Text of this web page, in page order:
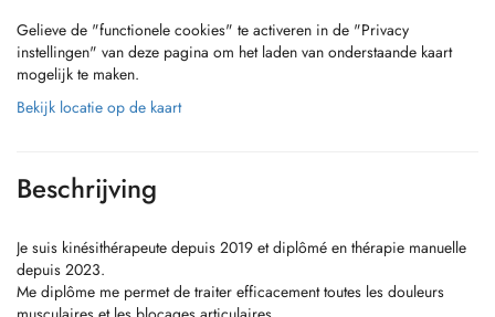
Gelieve de "functionele cookies" te activeren in de "Privacy
instellingen" van deze pagina om het laden van onderstaande kaart
mogelijk te maken.
Bekijk locatie op de kaart
Beschrijving
Je suis kinésithérapeute depuis 2019 et diplômé en thérapie manuelle
depuis 2023.
Me diplôme me permet de traiter efficacement toutes les douleurs